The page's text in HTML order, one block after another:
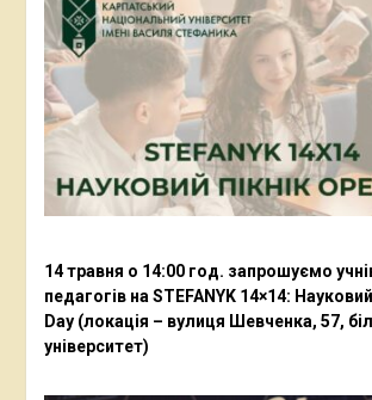
14 травня о 14:00 год. запрошуємо
педагогів на STEFANYK 14×14: Науковий
Day (локація – вулиця Шевченка, 57,
університет)